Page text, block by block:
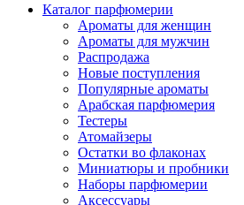
Каталог парфюмерии
Ароматы для женщин
Ароматы для мужчин
Распродажа
Новые поступления
Популярные ароматы
Арабская парфюмерия
Тестеры
Атомайзеры
Остатки во флаконах
Миниатюры и пробники
Наборы парфюмерии
Аксессуары